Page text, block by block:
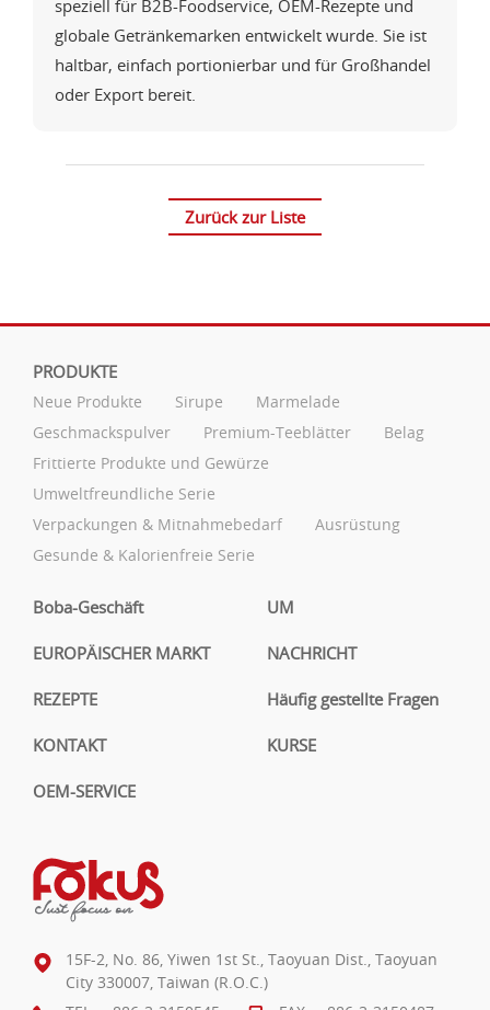
speziell für B2B-Foodservice, OEM-Rezepte und
globale Getränkemarken entwickelt wurde. Sie ist
haltbar, einfach portionierbar und für Großhandel
oder Export bereit.
Zurück zur Liste
PRODUKTE
Neue Produkte Sirupe
Marmelade
Geschmackspulver
Premium-Teeblätter
Belag
Frittierte Produkte und Gewürze
Umweltfreundliche Serie
Verpackungen & Mitnahmebedarf
Ausrüstung
Gesunde & Kalorienfreie Serie
Boba-Geschäft UM
EUROPÄISCHER MARKT NACHRICHT
REZEPTE Häufig gestellte Fragen
KONTAKT KURSE
OEM-SERVICE
15F-2, No. 86, Yiwen 1st St., Taoyuan Dist., Taoyuan
City 330007, Taiwan (R.O.C.)